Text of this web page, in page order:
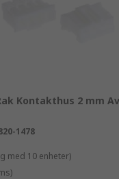
Kontakthus 2 mm
1478
med 10 enheter)